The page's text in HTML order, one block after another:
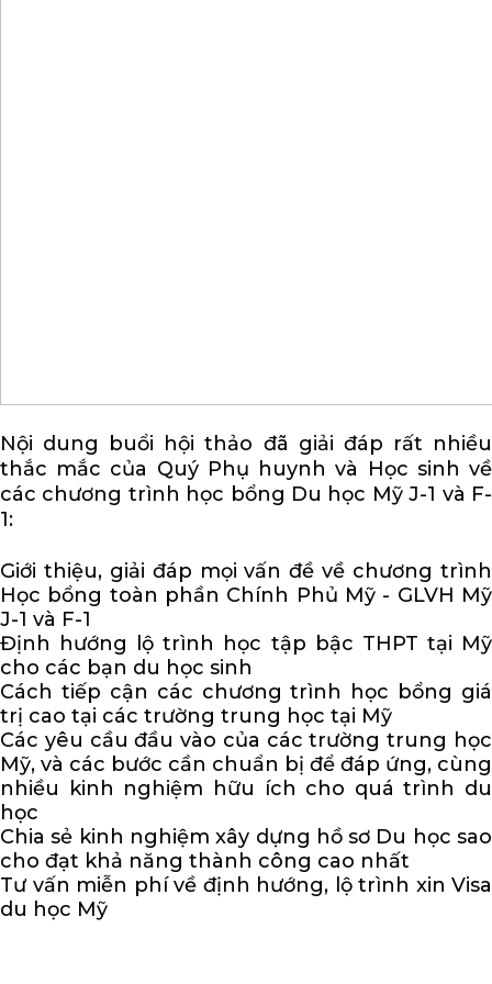
Nội dung buổi hội thảo đã giải đáp rất nhiều
thắc mắc của Quý Phụ huynh và Học sinh về
các chương trình học bổng Du học Mỹ J-1 và F-
1:
Giới thiệu, giải đáp mọi vấn đề về chương trình
Học bổng toàn phần Chính Phủ Mỹ - GLVH Mỹ
J-1 và F-1
Định hướng lộ trình học tập bậc THPT tại Mỹ
cho các bạn du học sinh
Cách tiếp cận các chương trình học bổng giá
trị cao tại các trường trung học tại Mỹ
Các yêu cầu đầu vào của các trường trung học
Mỹ, và các bước cần chuẩn bị để đáp ứng, cùng
nhiều kinh nghiệm hữu ích cho quá trình du
học
Chia sẻ kinh nghiệm xây dựng hồ sơ Du học sao
cho đạt khả năng thành công cao nhất
Tư vấn miễn phí về định hướng, lộ trình xin Visa
du học Mỹ